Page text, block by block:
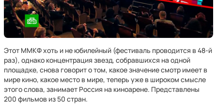
Этот ММКФ хоть и не юбилейный (фестиваль проводится в 48-й
раз), однако концентрация звезд, собравшихся на одной
площадке, снова говорит о том, какое значение смотр имеет в
мире кино, какое место в мире, теперь уже в широком смысле
этого слова, занимает Россия на киноарене. Представлены
200 фильмов из 50 стран.